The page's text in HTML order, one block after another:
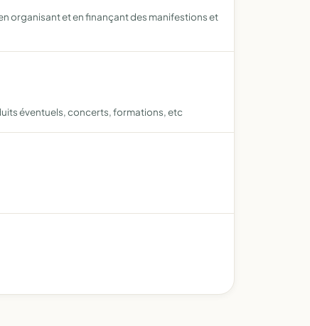
organisant et en finançant des manifestions et
éventuels, concerts, formations, etc